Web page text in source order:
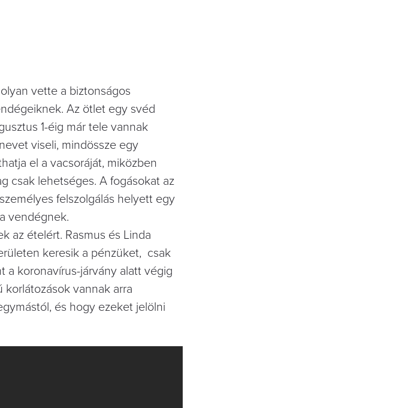
vette a biztonságos
Az ötlet egy svéd
1-éig már tele vannak
viseli, mindössze egy
el a vacsoráját, miközben
csak lehetséges. A fogásokat az
felszolgálás helyett egy
vendégnek.
az ételért. Rasmus és Linda
keresik a pénzüket, csak
koronavírus-járvány alatt végig
vannak arra
és hogy ezeket jelölni